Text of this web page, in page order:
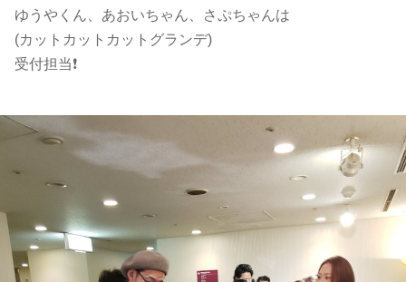
ゆうやくん、あおいちゃん、さぷちゃんは
(カットカットカットグランデ)
受付担当❗